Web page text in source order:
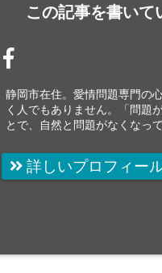
この記事を書いて
静岡市在住。愛情問題専門の
く人でもありません。「問題
とで、自然と問題がなくなっ
詳しいプロフィー